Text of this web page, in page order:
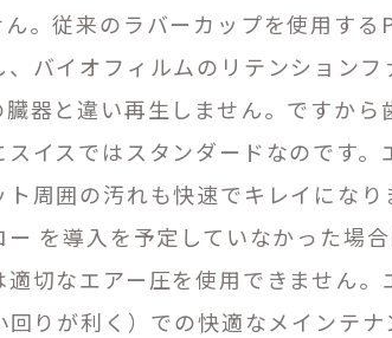
。従来のラバーカップを使用する
バイオフィルムのリテンションフ
器と違い再生しません。ですから
イスではスタンダードなのです。
周囲の汚れも快速でキレイになり
を導入を予定していなかった場
切なエアー圧を使用できません。
回りが利く）での快適なメインテ